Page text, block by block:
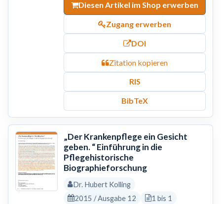
Diesen Artikel im Shop erwerben
Zugang erwerben
DOI
Zitation kopieren
RIS
BibTeX
„Der Krankenpflege ein Gesicht
geben. “ Einführung in die
Pflegehistorische
Biographieforschung
Dr. Hubert Kolling
2015 / Ausgabe 12
1 bis 1